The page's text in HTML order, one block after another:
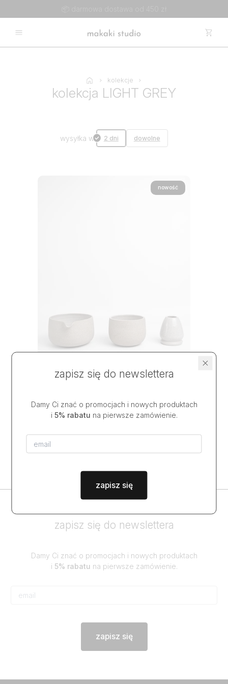
kolekcje
kolekcja LIGHT GREY
wysyłka w 2 dni dowolne
nowość
zestaw do matchy LIGHT GREY
od 36,50 USD
zapisz się do newslettera
Damy Ci znać o promocjach i nowych produktach
i 5% rabatu na pierwsze zamówienie.
zapisz się
zapisz się do newslettera
Damy Ci znać o promocjach i nowych produktach
i 5% rabatu na pierwsze zamówienie.
zapisz się